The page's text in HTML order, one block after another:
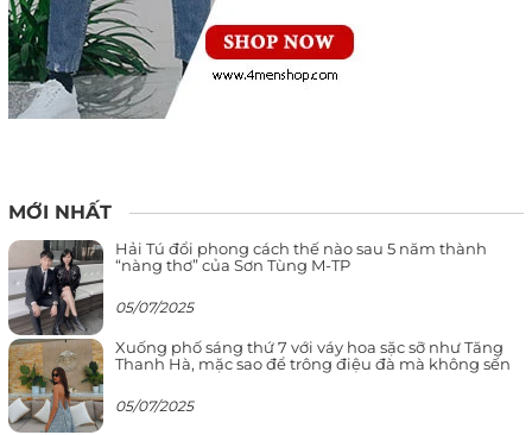
MỚI NHẤT
Hải Tú đổi phong cách thế nào sau 5 năm thành
“nàng thơ” của Sơn Tùng M-TP
05/07/2025
Xuống phố sáng thứ 7 với váy hoa sặc sỡ như Tăng
Thanh Hà, mặc sao để trông điệu đà mà không sến
05/07/2025